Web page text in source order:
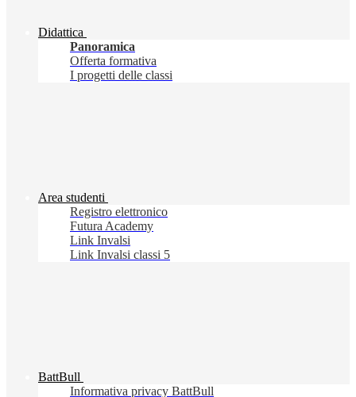
Didattica
Panoramica
Offerta formativa
I progetti delle classi
Area studenti
Registro elettronico
Futura Academy
Link Invalsi
Link Invalsi classi 5
BattBull
Informativa privacy BattBull